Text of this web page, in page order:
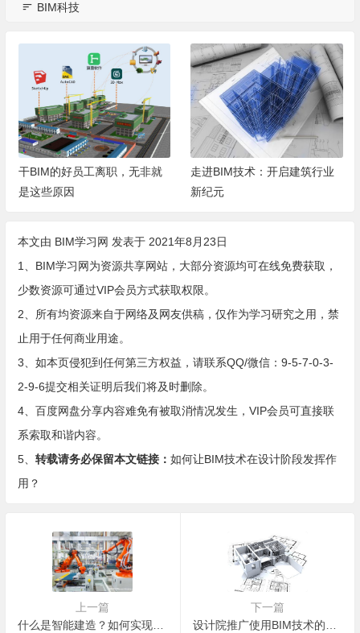
BIM科技
干BIM的好员工离职，无非就
是这些原因
走进BIM技术：开启建筑行业
新纪元
本文由 BIM学习网 发表于 2021年8月23日
1、BIM学习网为资源共享网站，大部分资源均可在线免费获取，
少数资源可通过VIP会员方式获取权限。
2、所有均资源来自于网络及网友供稿，仅作为学习研究之用，禁
止用于任何商业用途。
3、如本页侵犯到任何第三方权益，请联系QQ/微信：9-5-7-0-3-
2-9-6提交相关证明后我们将及时删除。
4、百度网盘分享内容难免有被取消情况发生，VIP会员可直接联
系索取和谐内容。
5、 转载请务必保留本文链接： 如何让BIM技术在设计阶段发挥作
用？
上一篇
什么是智能建造？如何实现智能建造？
下一篇
设计院推广使用BIM技术的瓶颈在哪里？